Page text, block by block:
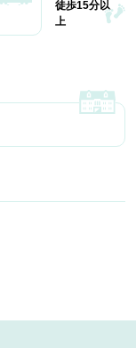
徒歩15分以
上